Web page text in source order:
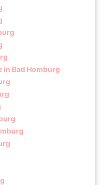
Bad Homburg